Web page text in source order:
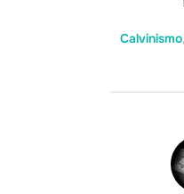
Calvinismo,